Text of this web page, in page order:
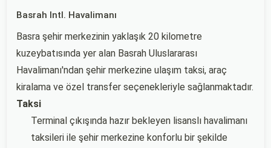
Basrah Intl. Havalimanı
Basra şehir merkezinin yaklaşık 20 kilometre
kuzeybatısında yer alan Basrah Uluslararası
Havalimanı'ndan şehir merkezine ulaşım taksi, araç
kiralama ve özel transfer seçenekleriyle sağlanmaktadır.
Taksi
Terminal çıkışında hazır bekleyen lisanslı havalimanı
taksileri ile şehir merkezine konforlu bir şekilde